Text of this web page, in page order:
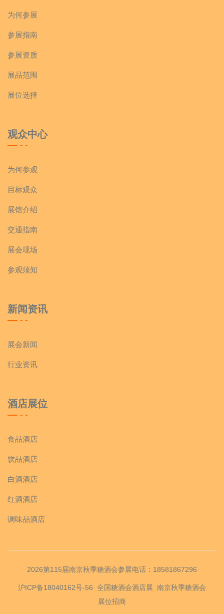
为何参展
参展指南
参展资质
展品范围
展位选择
观众中心
为何参观
目标观众
展馆介绍
交通指南
展会现场
参观须知
新闻资讯
展会新闻
行业资讯
酒店展位
食品酒店
饮品酒店
白酒酒店
红酒酒店
调味品酒店
2026第115届南京秋季糖酒会参展电话：18581867296
沪ICP备18040162号-56 全国糖酒会酒店展 南京秋季糖酒会
展位招商